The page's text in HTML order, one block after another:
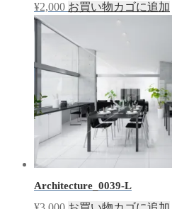
¥2,000 お買い物カゴに追加
Architecture_0039-L